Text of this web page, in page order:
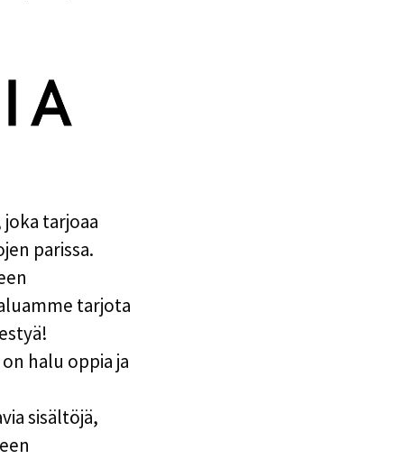
tarjoaa
parissa.
tarjota
halu oppia ja
sisältöjä,